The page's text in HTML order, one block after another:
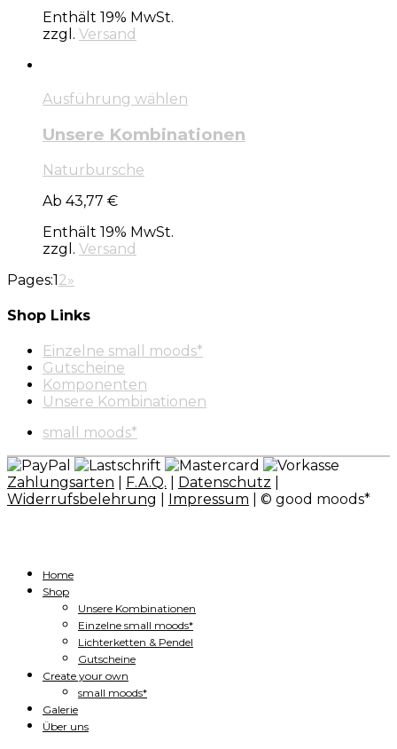
Enthält 19% MwSt.
zzgl. Versand
Ausführung wählen
Unsere Kombinationen
Naturbursche
Ab 43,77 €
Enthält 19% MwSt.
zzgl. Versand
Pages:12»
Shop Links
Einzelne small moods*
Gutscheine
Komponenten
Unsere Kombinationen
small moods*
Zahlungsarten F.A.Q. Datenschutz
Widerrufsbelehrung
Impressum | © good moods*
Home
Shop
Unsere Kombinationen
Einzelne small moods*
Lichterketten & Pendel
Gutscheine
Create your own
small moods*
Galerie
Über uns